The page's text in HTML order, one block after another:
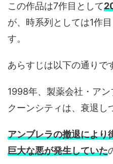
この作品は7作目として
が、時系列としては1作
す。
あらすじは以下の通りで
1998年、製薬会社・ア
クーンシティは、衰退し
アンブレラの撤退により
巨大な悪が発生していた